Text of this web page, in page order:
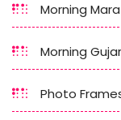
Morning
Morning
Photo